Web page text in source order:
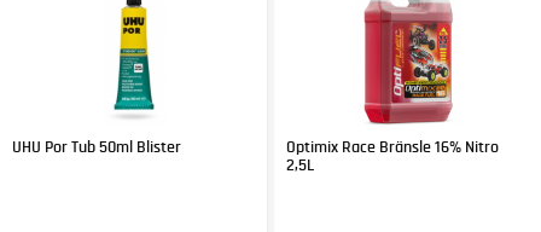
UHU Por Tub 50ml Blister
Optimix Race Bränsle 16% Nitro
2,5L